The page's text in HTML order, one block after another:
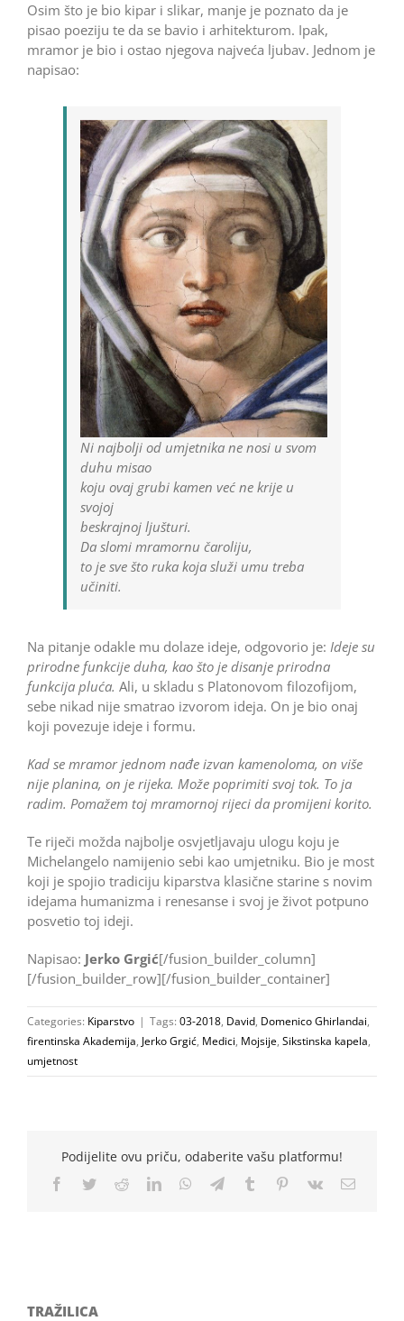
Osim što je bio kipar i slikar, manje je poznato da je
pisao poeziju te da se bavio i arhitekturom. Ipak,
mramor je bio i ostao njegova najveća ljubav. Jednom je
napisao:
Ni najbolji od umjetnika ne nosi u svom
duhu misao
koju ovaj grubi kamen već ne krije u
svojoj
beskrajnoj ljušturi.
Da slomi mramornu čaroliju,
to je sve što ruka koja služi umu treba
učiniti.
Na pitanje odakle mu dolaze ideje, odgovorio je: Ideje su
prirodne funkcije duha, kao što je disanje prirodna
funkcija pluća. Ali, u skladu s Platonovom filozofijom,
sebe nikad nije smatrao izvorom ideja. On je bio onaj
koji povezuje ideje i formu.
Kad se mramor jednom nađe izvan kamenoloma, on više
nije planina, on je rijeka. Može poprimiti svoj tok. To ja
radim. Pomažem toj mramornoj rijeci da promijeni korito.
Te riječi možda najbolje osvjetljavaju ulogu koju je
Michelangelo namijenio sebi kao umjetniku. Bio je most
koji je spojio tradiciju kiparstva klasične starine s novim
idejama humanizma i renesanse i svoj je život potpuno
posvetio toj ideji.
Napisao: Jerko Grgić[/fusion_builder_column]
[/fusion_builder_row][/fusion_builder_container]
Categories: Kiparstvo | Tags: 03-2018, David, Domenico Ghirlandai,
firentinska Akademija, Jerko Grgić, Medici, Mojsije, Sikstinska kapela,
umjetnost
Podijelite ovu priču, odaberite vašu platformu!
Facebook
TwitterRedditLinkedInWhatsApp
TelegramTumblr Pinterest
Vk Email
TRAŽILICA